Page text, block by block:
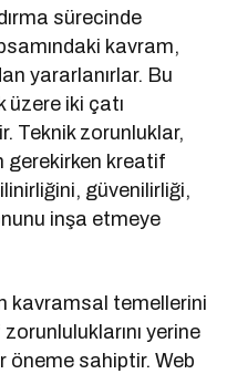
sürecinde
kavram,
yararlanırlar. Bu
iki çatı
Teknik zorunluklar,
gerekirken kreatif
güvenilirliği,
inşa etmeye
kavramsal temellerini
yerine
öneme sahiptir. Web